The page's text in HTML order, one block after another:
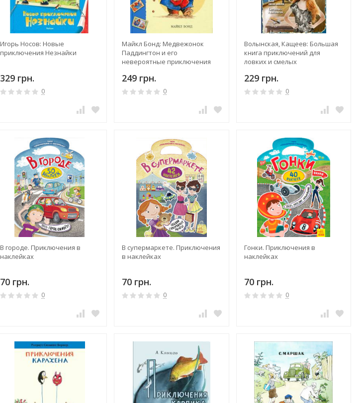
Игорь Носов: Новые
приключения Незнайки
329 грн.
0
Майкл Бонд: Медвежонок
Паддингтон и его
невероятные приключения
249 грн.
0
Волынская, Кащеев: Большая
книга приключений для
ловких и смелых
229 грн.
0
В городе. Приключения в
наклейках
70 грн.
0
В супермаркете. Приключения
в наклейках
70 грн.
0
Гонки. Приключения в
наклейках
70 грн.
0